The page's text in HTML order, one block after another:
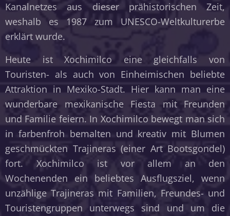
Kanalnetzes aus dieser prähistorischen Zeit,
weshalb es 1987 zum UNESCO-Weltkulturerbe
erklärt wurde.
Heute ist Xochimilco eine gleichfalls von
Touristen- als auch von Einheimischen beliebte
Attraktion in Mexiko-Stadt. Hier kann man eine
wunderbare mexikanische Fiesta mit Freunden
und Familie feiern. In Xochimilco bewegt man sich
in farbenfroh bemalten und kreativ mit Blumen
geschmückten Trajineras (einer Art Bootsgondel)
fort. Xochimilco ist vor allem an den
Wochenenden ein beliebtes Ausflugsziel, wenn
unzählige Trajineras mit Familien, Freundes- und
Touristengruppen unterwegs sind und um die